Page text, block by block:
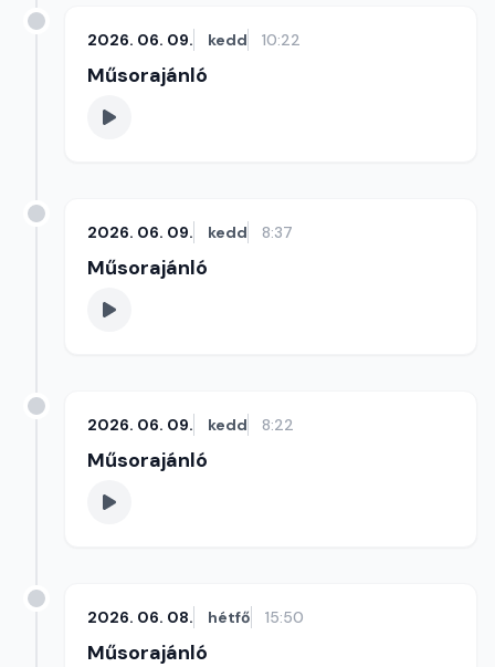
2026. 06. 09. kedd 10:22
Műsorajánló
2026. 06. 09. kedd 8:37
Műsorajánló
2026. 06. 09. kedd 8:22
Műsorajánló
2026. 06. 08. hétfő 15:50
Műsorajánló